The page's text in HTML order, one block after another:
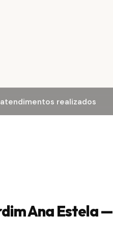
realizados
Ana Estela —